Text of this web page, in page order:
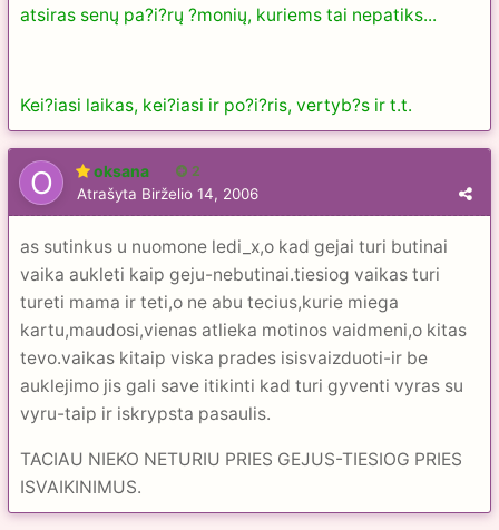
atsiras senų pa?i?rų ?monių, kuriems tai nepatiks...
Kei?iasi laikas, kei?iasi ir po?i?ris, vertyb?s ir t.t.
oksana 2
Atrašyta Birželio 14, 2006
as sutinkus u nuomone ledi_x,o kad gejai turi butinai
vaika aukleti kaip geju-nebutinai.tiesiog vaikas turi
tureti mama ir teti,o ne abu tecius,kurie miega
kartu,maudosi,vienas atlieka motinos vaidmeni,o kitas
tevo.vaikas kitaip viska prades isisvaizduoti-ir be
auklejimo jis gali save itikinti kad turi gyventi vyras su
vyru-taip ir iskrypsta pasaulis.
TACIAU NIEKO NETURIU PRIES GEJUS-TIESIOG PRIES
ISVAIKINIMUS.